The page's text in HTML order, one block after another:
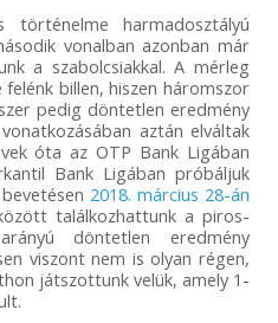
harmadosztályú
vonalban azonban már
a szabolcsiakkal. A mérleg
billen, hiszen háromszor
pedig döntetlen eredmény
aztán elváltak
óta az OTP Bank Ligában
Bank Ligában próbáljuk
2018. március 28-án
találkozhattunk a piros-
döntetlen eredmény
viszont nem is olyan régen,
játszottunk velük, amely 1-